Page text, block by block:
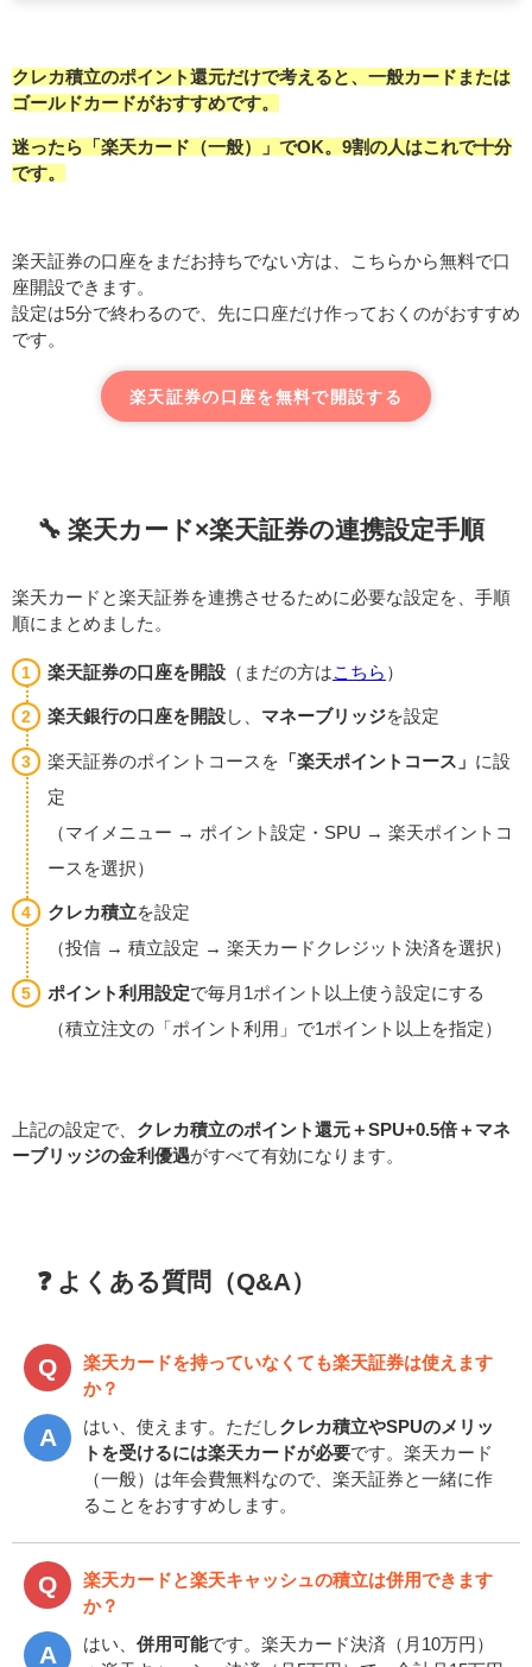
クレカ積立のポイント還元だけで考えると、一般カードまたは
ゴールドカードがおすすめです。
迷ったら「楽天カード（一般）」でOK。9割の人はこれで十分
です。
楽天証券の口座をまだお持ちでない方は、こちらから無料で口
座開設できます。
設定は5分で終わるので、先に口座だけ作っておくのがおすすめ
です。
楽天証券の口座を無料で開設する
🔧 楽天カード×楽天証券の連携設定手順
楽天カードと楽天証券を連携させるために必要な設定を、手順
順にまとめました。
楽天証券の口座を開設 （まだの方は こちら ）
楽天銀行の口座を開設 し、 マネーブリッジを設定
楽天証券のポイントコースを 「楽天ポイントコース」 に設
定
（マイメニュー → ポイント設定・SPU → 楽天ポイントコ
ースを選択）
クレカ積立を設定
（投信 → 積立設定 → 楽天カードクレジット決済を選択）
ポイント利用設定で毎月1ポイント以上使う設定にする
（積立注文の「ポイント利用」で1ポイント以上を指定）
上記の設定で、 クレカ積立のポイント還元＋SPU+0.5倍＋マネ
ーブリッジの金利優遇がすべて有効になります。
❓ よくある質問（Q&A）
楽天カードを持っていなくても楽天証券は使えます
か？
はい、使えます。ただし クレカ積立やSPUのメリッ
トを受けるには楽天カードが必要です。楽天カード
（一般）は年会費無料なので、楽天証券と一緒に作
ることをおすすめします。
楽天カードと楽天キャッシュの積立は併用できます
か？
はい、 併用可能です。楽天カード決済（月10万円）